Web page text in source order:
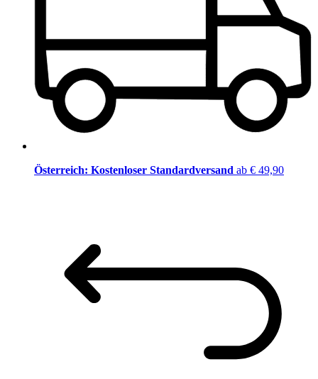
Österreich: Kostenloser Standardversand ab € 49,90